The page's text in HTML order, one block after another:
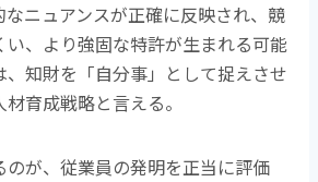
ニュアンスが正確に反映され、競
い、より強固な特許が生まれる可能
知財を「自分事」として捉えさせ
育成戦略と言える。
のが、従業員の発明を正当に評価